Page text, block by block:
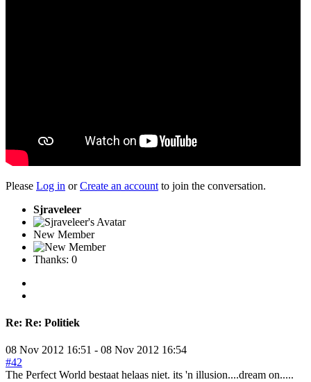
Please Log in orCreate an account to join the conversation.
Sjraveleer
New Member
Thanks: 0
Re: Re: Politiek
08 Nov 2012 16:51 - 08 Nov 2012 16:54
#42
The Perfect World bestaat helaas niet. its 'n illusion....dream on.....